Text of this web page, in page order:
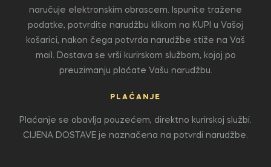
naručuje elektronskim obrascem. Ispunite tražene
podatke, potvrdite narudžbu klikom na KUPI u Vašoj
košarici, nakon čega potvrda narudžbe stiže na Vaš
mail. Dostava se vrši kurirskom službom, kojoj po
preuzimanju plaćate Vašu narudžbu.
PLAĆANJE
Plaćanje se obavlja pouzećem, direktno kurirskoj službi.
CIJENA DOSTAVE je naznačena na potvrdi narudžbe.